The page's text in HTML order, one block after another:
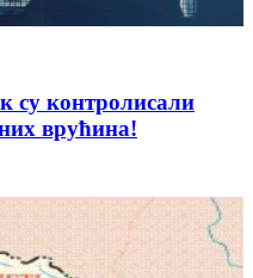
су контролисали
врућина!